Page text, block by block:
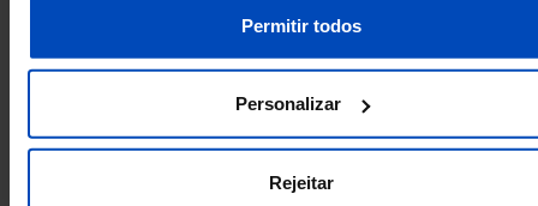
Permitir todos
Personalizar
Rejeitar
2020
-212
2023
-201
A PORDATA É UM PROJETO DA FUNDAÇÃO FRANCISCO MANUEL DOS